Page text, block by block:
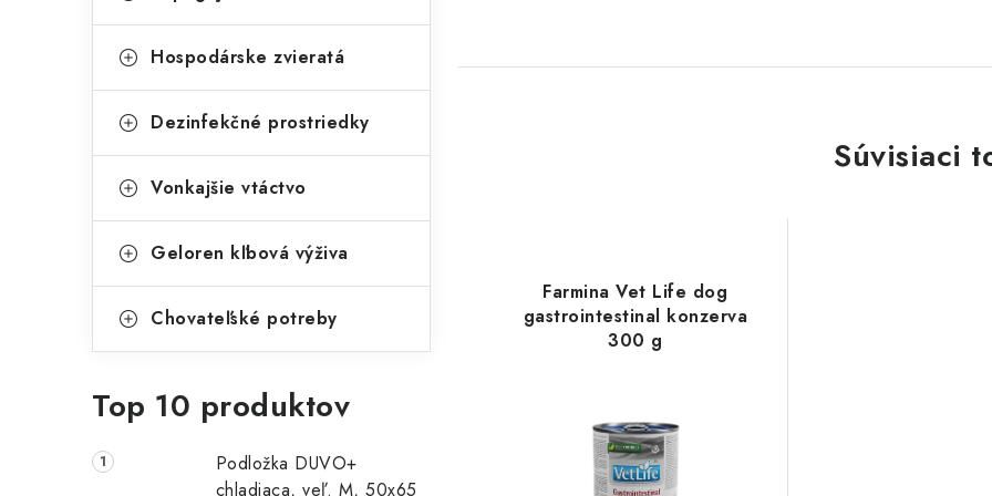
Hospodárske zvieratá
Dezinfekčné prostriedky
Vonkajšie vtáctvo
Geloren kľbová výživa
Chovateľské potreby
Top 10 produktov
Podložka DUVO+
chladiaca, veľ. M, 50x65
Súvisiaci
Farmina Vet Life dog
gastrointestinal konzerva
300 g